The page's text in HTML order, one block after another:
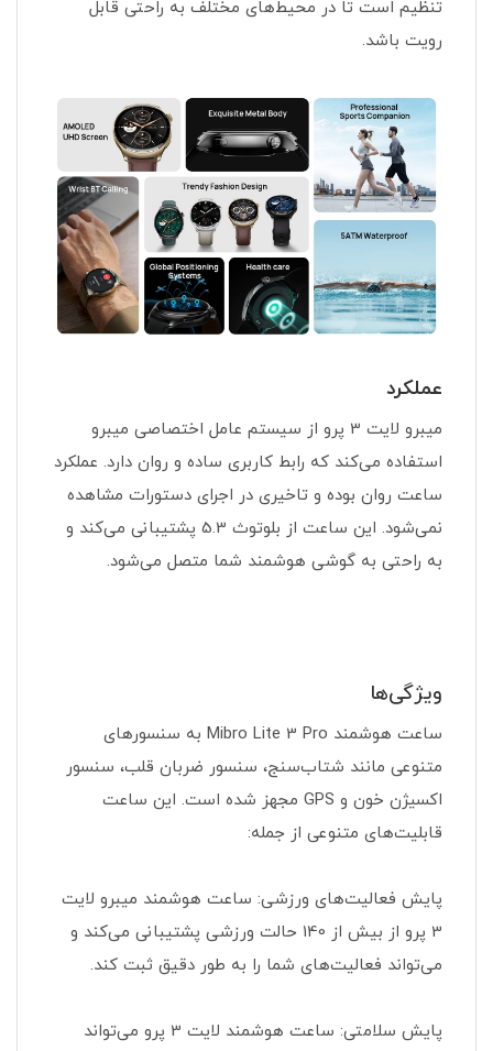
تنظیم است تا در محیط‌های مختلف به راحتی قابل
رویت باشد.
عملکرد
میبرو لایت 3 پرو از سیستم عامل اختصاصی میبرو
استفاده می‌کند که رابط کاربری ساده و روان دارد. عملکرد
ساعت روان بوده و تاخیری در اجرای دستورات مشاهده
نمی‌شود. این ساعت از بلوتوث 5.3 پشتیبانی می‌کند و
به راحتی به گوشی هوشمند شما متصل می‌شود.
ویژگی‌ها
ساعت هوشمند Mibro Lite 3 Pro به سنسورهای
متنوعی مانند شتاب‌سنج، سنسور ضربان قلب، سنسور
اکسیژن خون و GPS مجهز شده است. این ساعت
قابلیت‌های متنوعی از جمله:
پایش فعالیت‌های ورزشی: ساعت هوشمند میبرو لایت
3 پرو از بیش از 140 حالت ورزشی پشتیبانی می‌کند و
می‌تواند فعالیت‌های شما را به طور دقیق ثبت کند.
پایش سلامتی: ساعت هوشمند لایت 3 پرو می‌تواند